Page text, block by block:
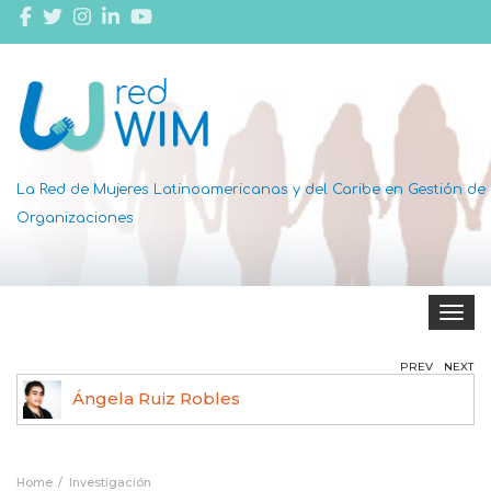
La Red de Mujeres Latinoamericanas y del Caribe en Gestión de
Organizaciones
Toggle
Ángela Ruiz Robles
PREV NEXT
Home Investigación